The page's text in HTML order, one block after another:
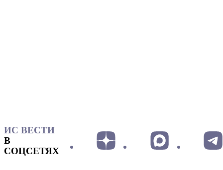
ИС ВЕСТИ
В
СОЦСЕТЯХ